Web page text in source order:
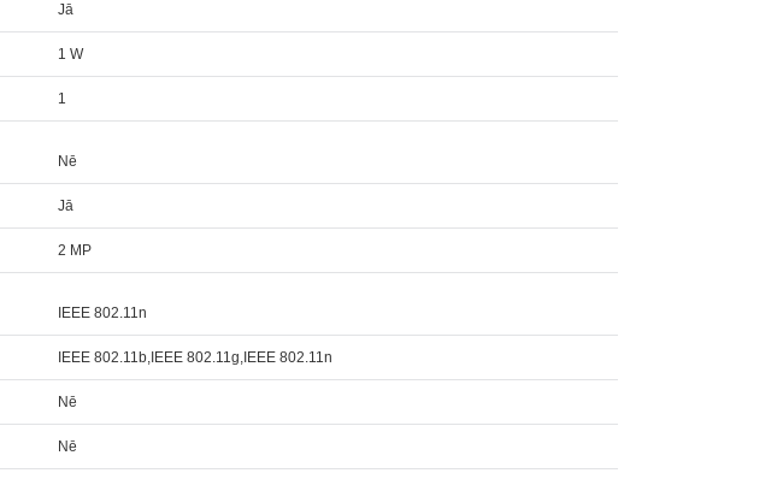
Jā
1 W
1
Nē
Jā
2 MP
IEEE 802.11n
IEEE 802.11b,IEEE 802.11g,IEEE 802.11n
Nē
Nē